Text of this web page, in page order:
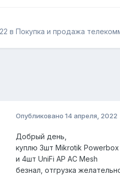
в Покупка и продажа
Опубликовано 14 апреля, 2022
Добрый день,
куплю 3шт Mikrotik
и 4шт UniFi AP AC Mesh
безнал, отгрузка